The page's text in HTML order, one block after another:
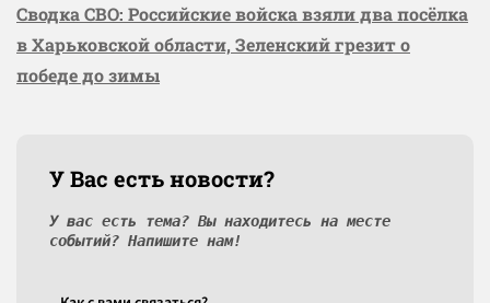
Сводка СВО: Российские войска взяли два посёлка
в Харьковской области, Зеленский грезит о
победе до зимы
У Вас есть новости?
У вас есть тема? Вы находитесь на месте
событий? Напишите нам!